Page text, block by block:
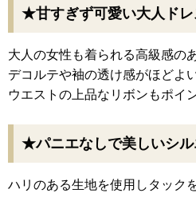
★甘すぎず可愛い大人ドレ
大人の女性も着られる高級感の
デコルテや袖の透け感がほどよ
ウエストの上品なリボンもポイ
★パニエなしで美しいシル
ハリのある生地を使用しタック